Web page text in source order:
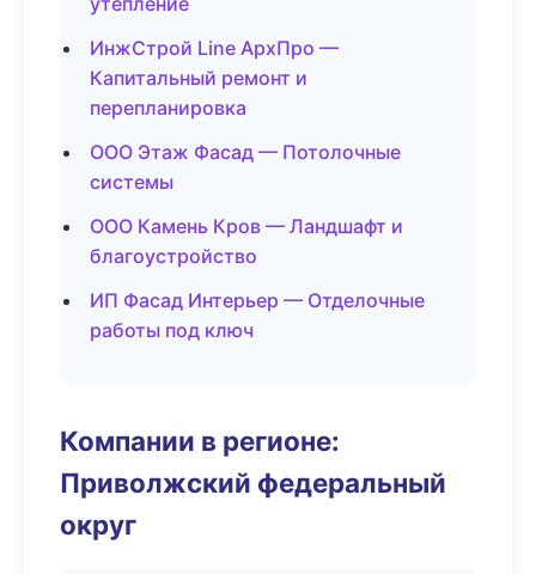
ИнжСтрой Line АрхПро —
Капитальный ремонт и
перепланировка
ООО Этаж Фасад — Потолочные
системы
ООО Камень Кров — Ландшафт и
благоустройство
ИП Фасад Интерьер — Отделочные
работы под ключ
Компании в регионе:
Приволжский федеральный
округ